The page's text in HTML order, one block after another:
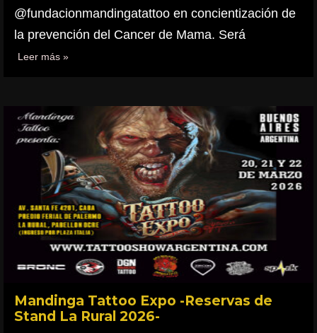
@fundacionmandingatattoo en concientización de
la prevención del Cancer de Mama. Será
Leer más »
Mandinga Tattoo Expo -Reservas de
Stand La Rural 2026-